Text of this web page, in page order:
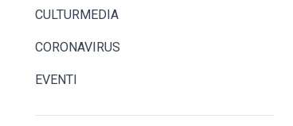
CULTURMEDIA
CORONAVIRUS
EVENTI